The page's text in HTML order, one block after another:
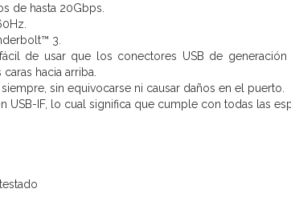
de hasta 20Gbps.
3.
de usar que los conectores USB de
hacia arriba.
sin equivocarse ni causar daños en el puerto.
USB-IF, lo cual significa que cumple con todas las